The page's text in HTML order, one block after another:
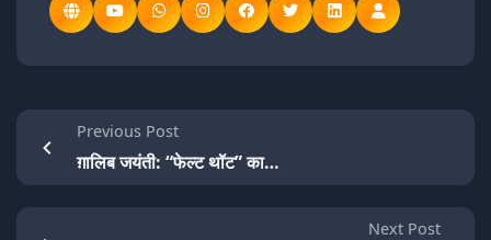
Previous Post
ग़ालिब जयंती: “फेल्ट थॉट” का…
Next Post